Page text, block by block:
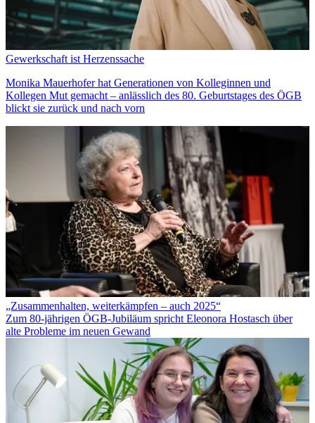
Gewerkschaft ist Herzenssache
Monika Mauerhofer hat Generationen von Kolleginnen und
Kollegen Mut gemacht – anlässlich des 80. Geburtstages des ÖGB
blickt sie zurück und nach vorn
„Zusammenhalten, weiterkämpfen – auch 2025“
Zum 80-jährigen ÖGB-Jubiläum spricht Eleonora Hostasch über
alte Probleme im neuen Gewand